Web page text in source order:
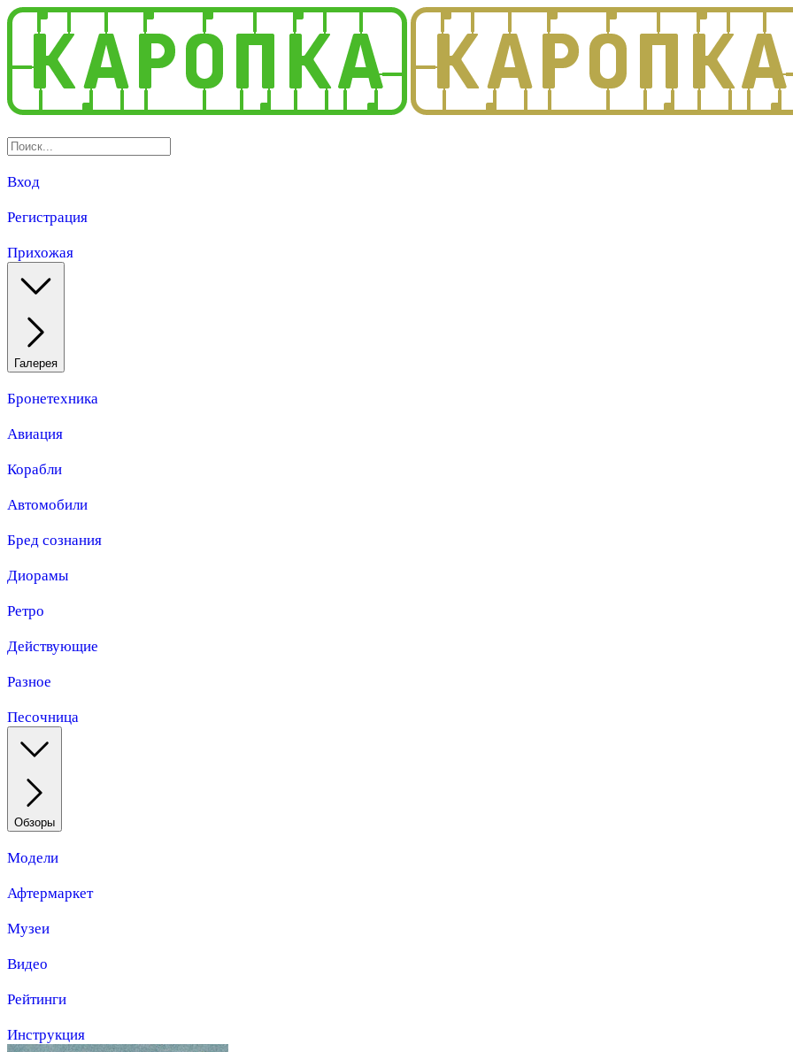
Вход
Регистрация
Прихожая
Галерея
Бронетехника
Авиация
Корабли
Автомобили
Бред сознания
Диорамы
Ретро
Действующие
Разное
Песочница
Обзоры
Модели
Афтермаркет
Музеи
Видео
Рейтинги
Инструкция